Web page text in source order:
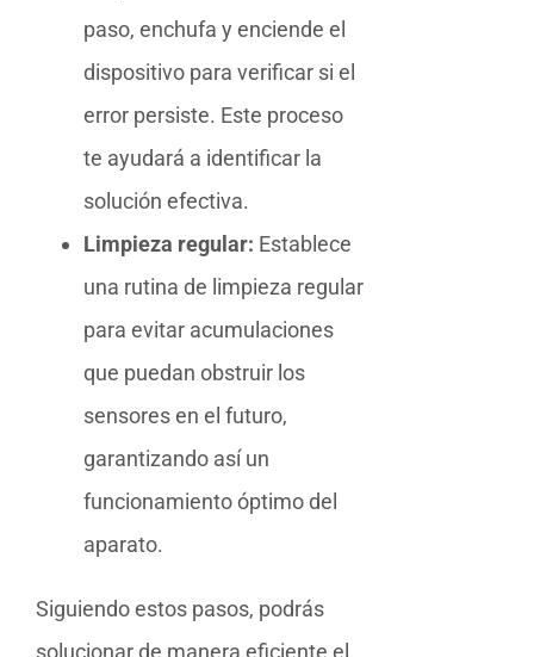
paso, enchufa y enciende el
dispositivo para verificar si el
error persiste. Este proceso
te ayudará a identificar la
solución efectiva.
Limpieza regular: Establece
una rutina de limpieza regular
para evitar acumulaciones
que puedan obstruir los
sensores en el futuro,
garantizando así un
funcionamiento óptimo del
aparato.
Siguiendo estos pasos, podrás
solucionar de manera eficiente el